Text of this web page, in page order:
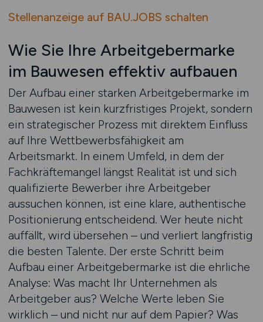
Stellenanzeige auf BAU.JOBS schalten
Wie Sie Ihre Arbeitgebermarke
im Bauwesen effektiv aufbauen
Der Aufbau einer starken Arbeitgebermarke im
Bauwesen ist kein kurzfristiges Projekt, sondern
ein strategischer Prozess mit direktem Einfluss
auf Ihre Wettbewerbsfähigkeit am
Arbeitsmarkt. In einem Umfeld, in dem der
Fachkräftemangel längst Realität ist und sich
qualifizierte Bewerber ihre Arbeitgeber
aussuchen können, ist eine klare, authentische
Positionierung entscheidend. Wer heute nicht
auffällt, wird übersehen – und verliert langfristig
die besten Talente. Der erste Schritt beim
Aufbau einer Arbeitgebermarke ist die ehrliche
Analyse: Was macht Ihr Unternehmen als
Arbeitgeber aus? Welche Werte leben Sie
wirklich – und nicht nur auf dem Papier? Was